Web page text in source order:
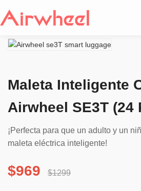
Maleta Inteligente
Airwheel SE3T (24
¡Perfecta para que un adulto y un
maleta eléctrica inteligente!
$969 $1299